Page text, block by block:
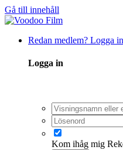
Gå till innehåll
Redan medlem? Logga in
Logga in
Kom ihåg mig